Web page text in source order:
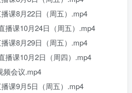
课8月22日（周五）.mp4
播课10月24日（周五）.mp4
课8月29日（周五）.mp4
播课10月2日（周四）.mp4
频会议.mp4
课9月5日（周五）.mp4